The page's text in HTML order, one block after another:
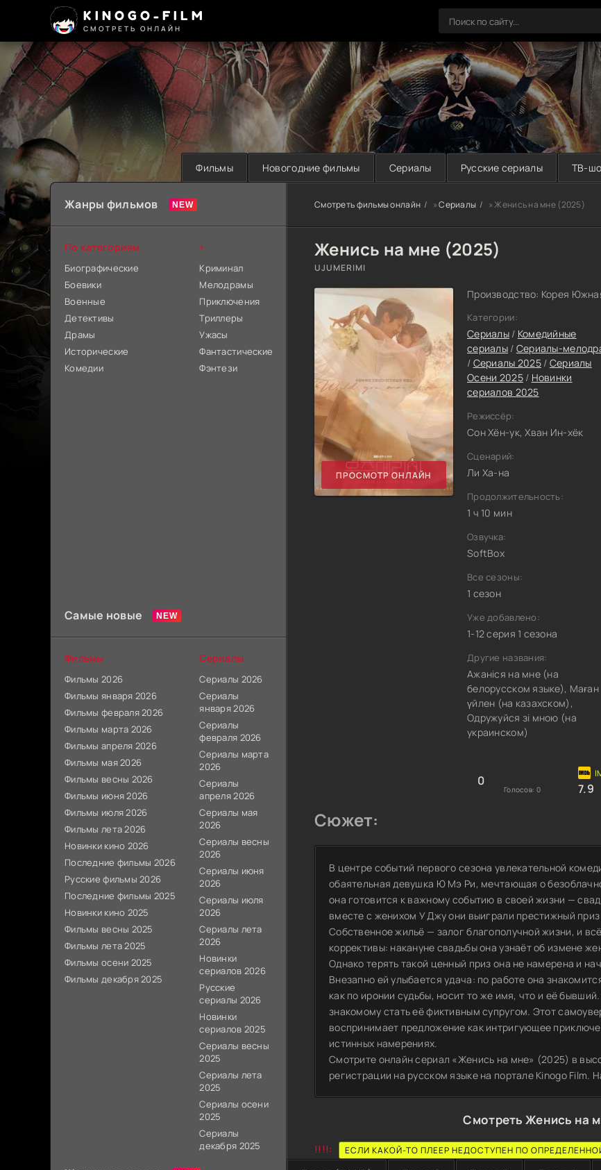
KINOGO-FILM
СМОТРЕТЬ ОНЛАЙН
Фильмы Новогодние фильмы Сериалы Русские сериалы ТВ-
Смотреть фильмы онлайн »Сериалы » Женись на мне (2025)
Женись на мне (2025)
UJUMERIMI
ПРОСМОТР ОНЛАЙН
Производство: Корея
Категории:
Сериалы/ Комедийные
сериалы/ Сериалы-
/ Сериалы 2025/ Сериалы
Осени 2025/ Новинки
сериалов 2025
Режиссёр:
Сон Хён-ук, Хван Ин-хёк
Сценарий:
Ли Ха-на
Продолжительность:
1 ч 10 мин
Озвучка:
SoftBox
Все сезоны:
1 сезон
Уже добавлено:
1-12 серия 1 сезона
Другие названия:
Ажаніся на мне (на
белорусском языке), Маған
үйлен (на казахском),
Одружуйся зі мною (на
украинском)
0
Голосов: 0 7.9
Сюжет:
В центре событий первого сезона увлекательной
обаятельная девушка Ю Мэ Ри, мечтающая о
она готовится к важному событию в своей жизни —
вместе с женихом У Джу они выиграли престижный
Собственное жильё — залог благополучной жизни, и
коррективы: накануне свадьбы она узнаёт об измене
Однако терять такой ценный приз она не намерена и
Внезапно ей улыбается удача: по работе она
как по иронии судьбы, носит то же имя, что и её
знакомому стать её фиктивным супругом. Этот
воспринимает предложение как интригующее
истинных намерениях.
Смотрите онлайн сериал «Женись на мне» (2025) в
регистрации на русском языке на портале Kinogo Film.
Смотреть Женись на
!!!!: ЕСЛИ КАКОЙ-ТО ПЛЕЕР НЕДОСТУПЕН ПО
Жанры фильмов
По категориям
Биографические
Боевики
Военные
Детективы
Драмы
Исторические
Комедии
+
Криминал
Мелодрамы
Приключения
Триллеры
Ужасы
Фантастические
Фэнтези
Самые новые
Фильмы
Фильмы 2026
Фильмы января 2026
Фильмы февраля 2026
Фильмы марта 2026
Фильмы апреля 2026
Фильмы мая 2026
Фильмы весны 2026
Фильмы июня 2026
Фильмы июля 2026
Фильмы лета 2026
Новинки кино 2026
Последние фильмы 2026
Русские фильмы 2026
Последние фильмы 2025
Новинки кино 2025
Фильмы весны 2025
Фильмы лета 2025
Фильмы осени 2025
Фильмы декабря 2025
Сериалы
Сериалы 2026
Сериалы
января 2026
Сериалы
февраля 2026
Сериалы марта
2026
Сериалы
апреля 2026
Сериалы мая
2026
Сериалы весны
2026
Сериалы июня
2026
Сериалы июля
2026
Сериалы лета
2026
Новинки
сериалов 2026
Русские
сериалы 2026
Новинки
сериалов 2025
Сериалы весны
2025
Сериалы лета
2025
Сериалы осени
2025
Сериалы
декабря 2025